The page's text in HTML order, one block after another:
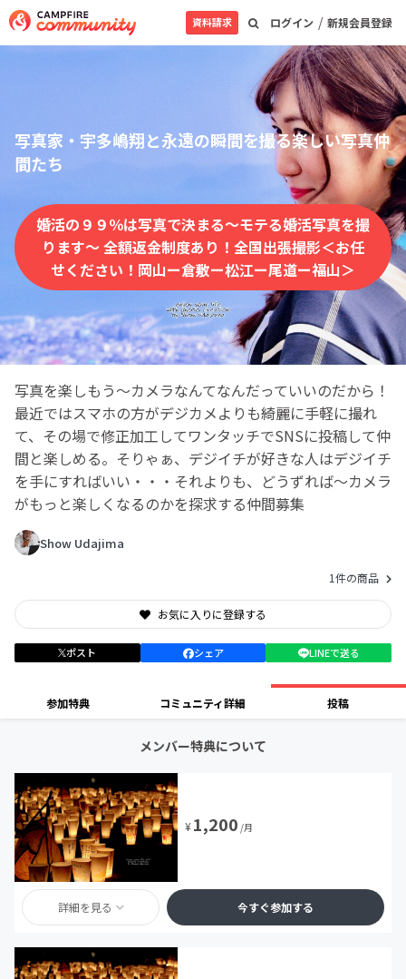
ログイン / 新規会員登録
資料請求
写真家・宇多嶋翔と永遠の瞬間を撮る楽しい写真仲
間たち
婚活の９９％は写真で決まる～モテる婚活写真を撮
ります～ 全額返金制度あり！全国出張撮影＜お任
せください！岡山ー倉敷ー松江ー尾道ー福山＞
写真を楽しもう～カメラなんてなんだっていいのだから！
最近ではスマホの方がデジカメよりも綺麗に手軽に撮れ
て、その場で修正加工してワンタッチでSNSに投稿して仲
間と楽しめる。そりゃぁ、デジイチが好きな人はデジイチ
を手にすればいい・・・それよりも、どうずれば～カメラ
がもっと楽しくなるのかを探求する仲間募集
Show Udajima
1件の商品
お気に入りに登録する
ポスト シェア LINEで送る
参加特典 コミュニティ詳細 投稿
メンバー特典について
¥1,200 /月
詳細を見る 今すぐ参加する